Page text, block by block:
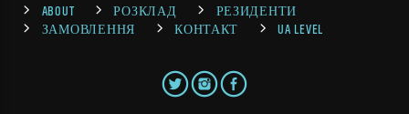
ABOUT РОЗКЛАД
РЕЗИДЕНТИ
ЗАМОВЛЕННЯ
КОНТАКТ UA LEVEL